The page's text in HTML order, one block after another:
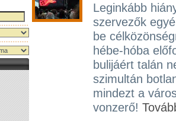
Leginkább
szervezők
be
hébe-hóba
bulijáért talán
szimultán
mindezt a
vonzerő!